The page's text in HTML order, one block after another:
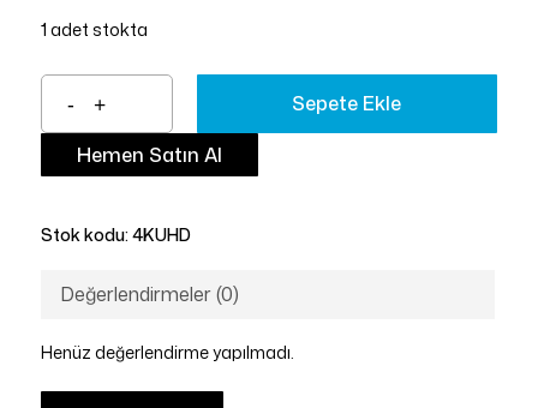
1 adet stokta
Sepete Ekle
Hemen Satın Al
Stok kodu: 4KUHD
Değerlendirmeler (0)
Henüz değerlendirme yapılmadı.